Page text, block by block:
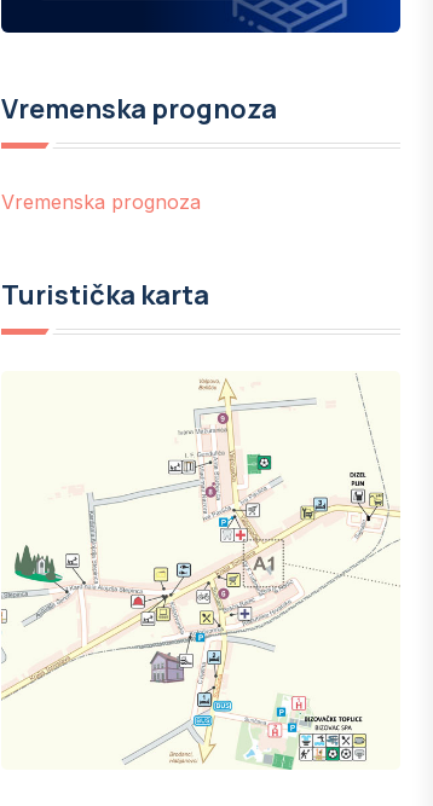
Vremenska prognoza
Vremenska prognoza
Turistička karta